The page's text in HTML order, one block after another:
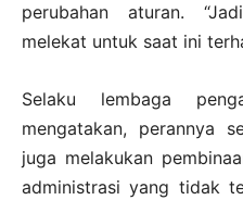
perubahan aturan.
melekat untuk saat ini
Selaku lembaga
mengatakan, perannya
juga melakukan
administrasi yang tidak